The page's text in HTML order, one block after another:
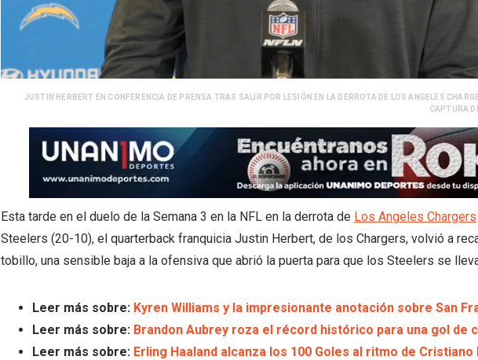
JUSTIN HERBERT EN CONFERENCIA DE PRENSA TRAS SALIR POR LESIÓN EN LA DERROTA DE LOS ANGELES
CAPTURA
Esta tarde en el duelo de la Semana 3 en la NFL en la derrota de Los Angeles Chargers
Steelers (20-10), el quarterback franquicia Justin Herbert, de los Chargers, volvió a
tobillo, una sensible baja a la ofensiva que abrió la puerta para que los Steelers se
Leer más sobre: Kyren Williams y la impresionante anotación sobre San
Leer más sobre: Brandon Aubrey roza el récord histórico para una gol de
Leer más sobre: Erling Haaland alcanza los 100 Goles al ritmo de Cristiano